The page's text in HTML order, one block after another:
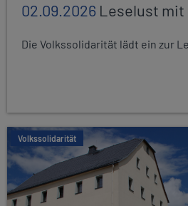
02.09.2026 Leselust mit
Die Volkssolidarität lädt ein zur
Volkssolidarität